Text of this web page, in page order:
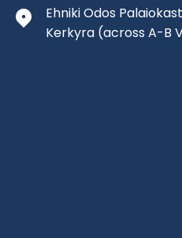
Ehniki Odos
Kerkyra (across A-B